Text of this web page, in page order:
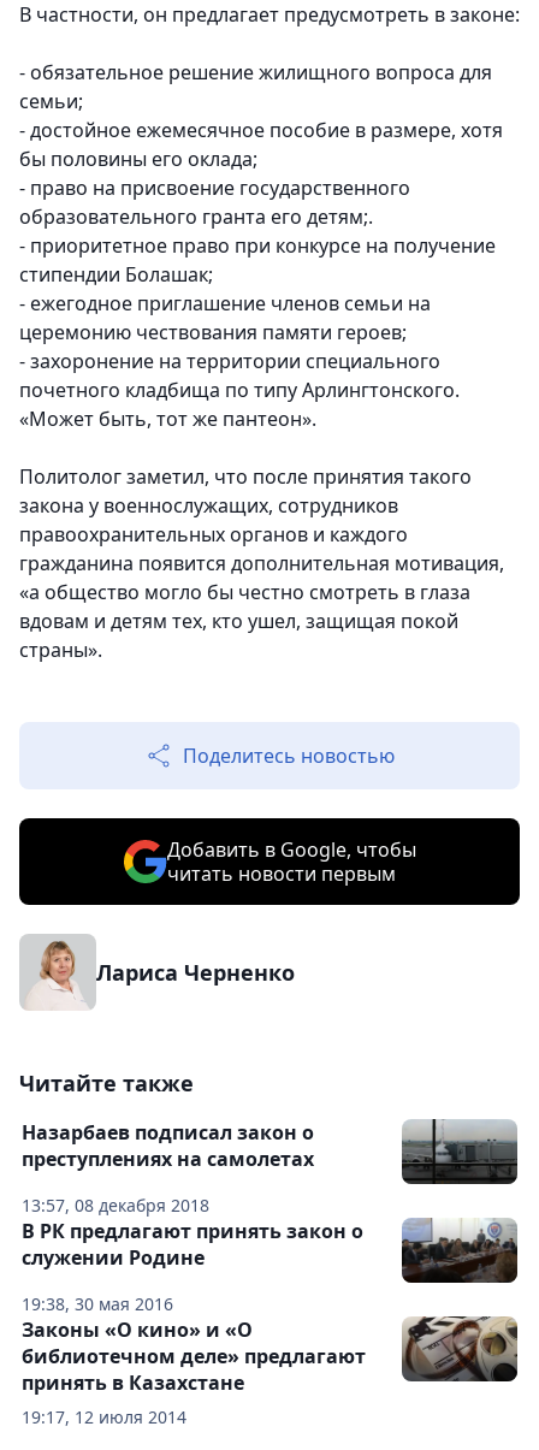
В частности, он предлагает предусмотреть в законе:
- обязательное решение жилищного вопроса для
семьи;
- достойное ежемесячное пособие в размере, хотя
бы половины его оклада;
- право на присвоение государственного
образовательного гранта его детям;.
- приоритетное право при конкурсе на получение
стипендии Болашак;
- ежегодное приглашение членов семьи на
церемонию чествования памяти героев;
- захоронение на территории специального
почетного кладбища по типу Арлингтонского.
«Может быть, тот же пантеон».
Политолог заметил, что после принятия такого
закона у военнослужащих, сотрудников
правоохранительных органов и каждого
гражданина появится дополнительная мотивация,
«а общество могло бы честно смотреть в глаза
вдовам и детям тех, кто ушел, защищая покой
страны».
Поделитесь новостью
Добавить в Google, чтобы
читать новости первым
Лариса Черненко
Читайте также
13:57, 08 декабря 2018
Назарбаев подписал закон о
преступлениях на самолетах
19:38, 30 мая 2016
В РК предлагают принять закон о
служении Родине
19:17, 12 июля 2014
Законы «О кино» и «О
библиотечном деле» предлагают
принять в Казахстане